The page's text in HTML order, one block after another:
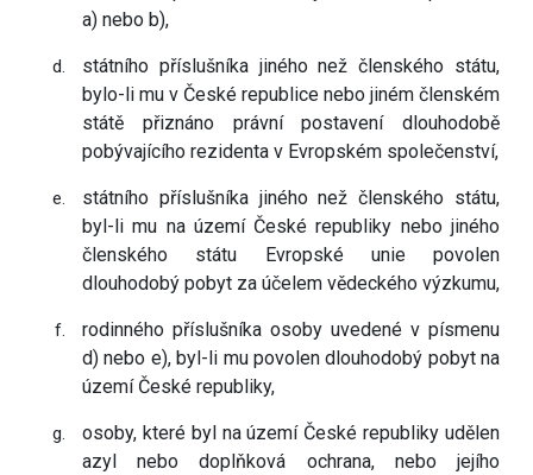
a) nebo b),
státního příslušníka jiného než členského státu,
bylo-li mu v České republice nebo jiném členském
státě přiznáno právní postavení dlouhodobě
pobývajícího rezidenta v Evropském společenství,
státního příslušníka jiného než členského státu,
byl-li mu na území České republiky nebo jiného
členského státu Evropské unie povolen
dlouhodobý pobyt za účelem vědeckého výzkumu,
rodinného příslušníka osoby uvedené v písmenu
d) nebo e), byl-li mu povolen dlouhodobý pobyt na
území České republiky,
osoby, které byl na území České republiky udělen
azyl nebo doplňková ochrana, nebo jejího